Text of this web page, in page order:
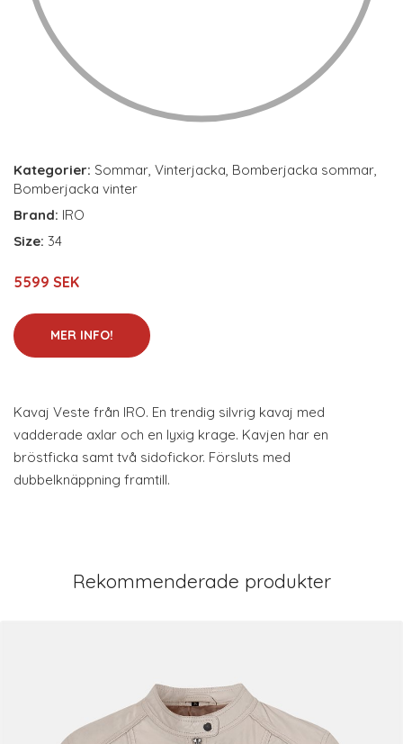
Kategorier: Sommar, Vinterjacka, Bomberjacka sommar,
Bomberjacka vinter
Brand: IRO
Size: 34
5599 SEK
MER INFO!
Kavaj Veste från IRO. En trendig silvrig kavaj med
vadderade axlar och en lyxig krage. Kavjen har en
bröstficka samt två sidofickor. Försluts med
dubbelknäppning framtill.
Rekommenderade produkter